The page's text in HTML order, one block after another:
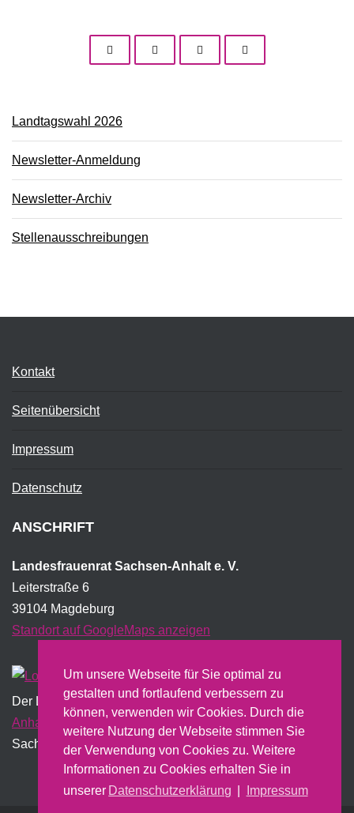
Um unsere Webseite für Sie optimal zu
gestalten und fortlaufend verbessern zu
können, verwenden wir Cookies. Durch die
weitere Nutzung der Webseite stimmen Sie
der Verwendung von Cookies zu. Weitere
Informationen zu Cookies erhalten Sie in
unserer Datenschutzerklärung Impressum
Landtagswahl 2026
Newsletter-Anmeldung
Newsletter-Archiv
Stellenausschreibungen
Kontakt
Seitenübersicht
Impressum
Datenschutz
ANSCHRIFT
Landesfrauenrat Sachsen-Anhalt e. V.
Leiterstraße 6
39104 Magdeburg
Standort auf GoogleMaps anzeigen
Der Landesfrauenrat wird institutionell vom Land
Anhalt
gefördert und erstellt dazu u.a. einen jährlichen
Sachbericht.